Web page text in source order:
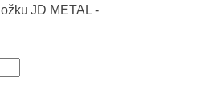
JD METAL -